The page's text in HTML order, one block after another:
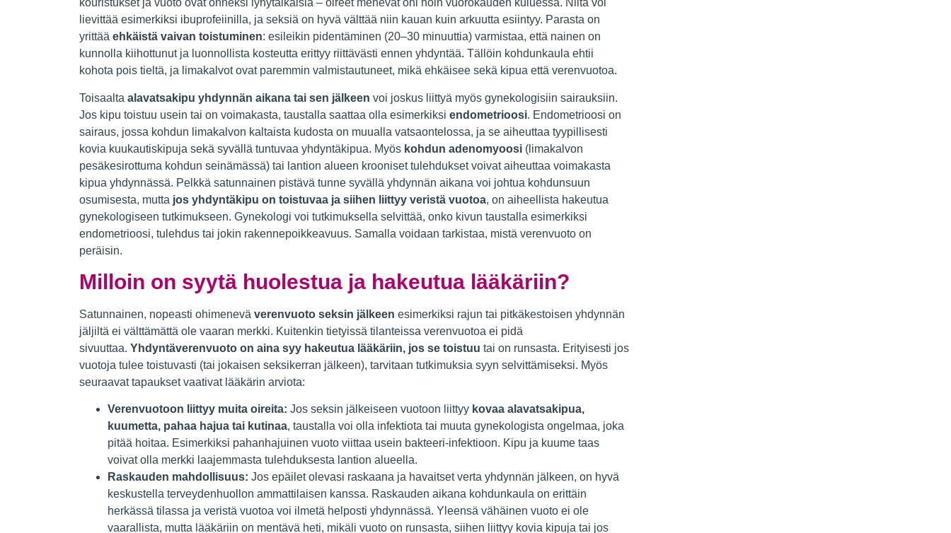
kouristukset ja vuoto ovat onneksi lyhytaikaisia – oireet menevät ohi noin vuorokauden kuluessa. Niitä voi
lievittää esimerkiksi ibuprofeiinilla, ja seksiä on hyvä välttää niin kauan kuin arkuutta esiintyy. Parasta on
yrittää ehkäistä vaivan toistuminen: esileikin pidentäminen (20–30 minuuttia) varmistaa, että nainen on
kunnolla kiihottunut ja luonnollista kosteutta erittyy riittävästi ennen yhdyntää. Tällöin kohdunkaula ehtii
kohota pois tieltä, ja limakalvot ovat paremmin valmistautuneet, mikä ehkäisee sekä kipua että verenvuotoa.
Toisaalta alavatsakipu yhdynnän aikana tai sen jälkeen voi joskus liittyä myös gynekologisiin sairauksiin.
Jos kipu toistuu usein tai on voimakasta, taustalla saattaa olla esimerkiksi endometrioosi. Endometrioosi on
sairaus, jossa kohdun limakalvon kaltaista kudosta on muualla vatsaontelossa, ja se aiheuttaa tyypillisesti
kovia kuukautiskipuja sekä syvällä tuntuvaa yhdyntäkipua. Myös kohdun adenomyoosi (limakalvon
pesäkesirottuma kohdun seinämässä) tai lantion alueen krooniset tulehdukset voivat aiheuttaa voimakasta
kipua yhdynnässä. Pelkkä satunnainen pistävä tunne syvällä yhdynnän aikana voi johtua kohdunsuun
osumisesta, mutta jos yhdyntäkipu on toistuvaa ja siihen liittyy veristä vuotoa, on aiheellista hakeutua
gynekologiseen tutkimukseen. Gynekologi voi tutkimuksella selvittää, onko kivun taustalla esimerkiksi
endometrioosi, tulehdus tai jokin rakennepoikkeavuus. Samalla voidaan tarkistaa, mistä verenvuoto on
peräisin.
Milloin on syytä huolestua ja hakeutua lääkäriin?
Satunnainen, nopeasti ohimenevä verenvuoto seksin jälkeen esimerkiksi rajun tai pitkäkestoisen yhdynnän
jäljiltä ei välttämättä ole vaaran merkki. Kuitenkin tietyissä tilanteissa verenvuotoa ei pidä
sivuuttaa. Yhdyntäverenvuoto on aina syy hakeutua lääkäriin, jos se toistuu tai on runsasta. Erityisesti jos
vuotoja tulee toistuvasti (tai jokaisen seksikerran jälkeen), tarvitaan tutkimuksia syyn selvittämiseksi. Myös
seuraavat tapaukset vaativat lääkärin arviota:
Verenvuotoon liittyy muita oireita: Jos seksin jälkeiseen vuotoon liittyy kovaa alavatsakipua,
kuumetta, pahaa hajua tai kutinaa, taustalla voi olla infektiota tai muuta gynekologista ongelmaa, joka
pitää hoitaa. Esimerkiksi pahanhajuinen vuoto viittaa usein bakteeri-infektioon. Kipu ja kuume taas
voivat olla merkki laajemmasta tulehduksesta lantion alueella.
Raskauden mahdollisuus: Jos epäilet olevasi raskaana ja havaitset verta yhdynnän jälkeen, on hyvä
keskustella terveydenhuollon ammattilaisen kanssa. Raskauden aikana kohdunkaula on erittäin
herkässä tilassa ja veristä vuotoa voi ilmetä helposti yhdynnässä. Yleensä vähäinen vuoto ei ole
vaarallista, mutta lääkäriin on mentävä heti, mikäli vuoto on runsasta, siihen liittyy kovia kipuja tai jos